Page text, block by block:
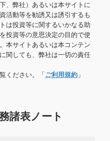
、弊社）あるいは本サイトに
活動等を勧誘又は誘引するも
は投資等に関するいかなる助
投資等の意思決定の目的で使
本サイトあるいは本コンテン
関しても、弊社は一切の責任
ください。「 ご利用規約 」
諸表ノート